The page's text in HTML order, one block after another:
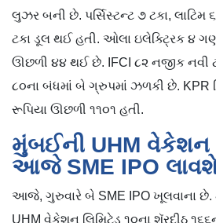
લુઝર બની છે. પર્સિસ્ટન્ટ ૭ ટકા, લાટિમ
ટકા ડૂલ થઈ હતી. ઓલા ઇલેક્ટ્રિક ૪
ઊછળી ૪૪ થઈ છે. IFCI ૮૨ નજીક નવી
૮૦ના બંધમાં બે ગ્રુપમાં ઝળકી છે. KPR
રૂપિયા ઊછળી ૧૧૦૧ હતી.
મુંબઈની UHM વેકેશન
આજે SME IPO
આજે, ગુરુવારે બે SME IPO ખૂલવાના છે.
UHM વેકેશન લિમિટેડ ૧૦ના શૅરદીઠ